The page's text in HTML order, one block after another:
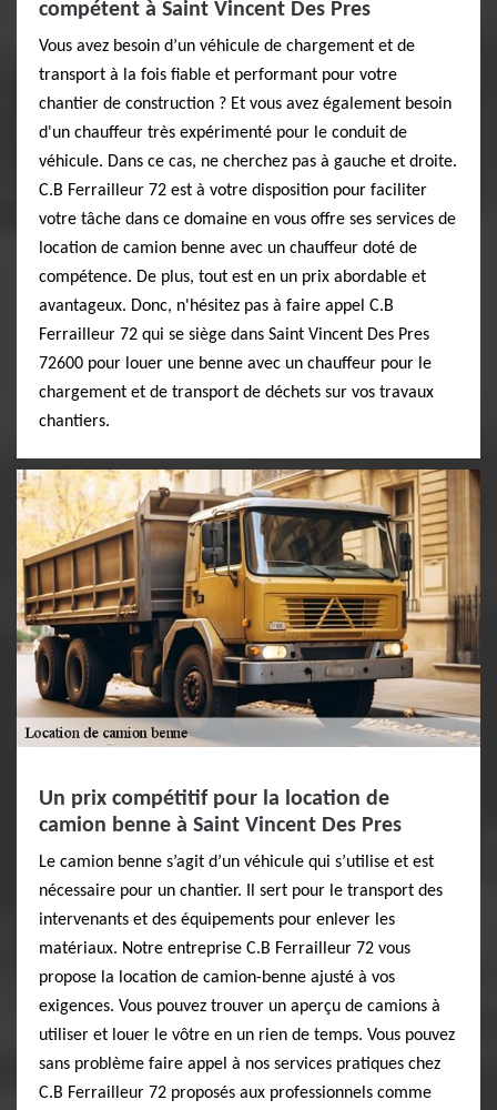
compétent à Saint Vincent Des Pres
Vous avez besoin d’un véhicule de chargement et de
transport à la fois fiable et performant pour votre
chantier de construction ? Et vous avez également besoin
d'un chauffeur très expérimenté pour le conduit de
véhicule. Dans ce cas, ne cherchez pas à gauche et droite.
C.B Ferrailleur 72 est à votre disposition pour faciliter
votre tâche dans ce domaine en vous offre ses services de
location de camion benne avec un chauffeur doté de
compétence. De plus, tout est en un prix abordable et
avantageux. Donc, n'hésitez pas à faire appel C.B
Ferrailleur 72 qui se siège dans Saint Vincent Des Pres
72600 pour louer une benne avec un chauffeur pour le
chargement et de transport de déchets sur vos travaux
chantiers.
Un prix compétitif pour la location de
camion benne à Saint Vincent Des Pres
Le camion benne s’agit d’un véhicule qui s’utilise et est
nécessaire pour un chantier. Il sert pour le transport des
intervenants et des équipements pour enlever les
matériaux. Notre entreprise C.B Ferrailleur 72 vous
propose la location de camion-benne ajusté à vos
exigences. Vous pouvez trouver un aperçu de camions à
utiliser et louer le vôtre en un rien de temps. Vous pouvez
sans problème faire appel à nos services pratiques chez
C.B Ferrailleur 72 proposés aux professionnels comme